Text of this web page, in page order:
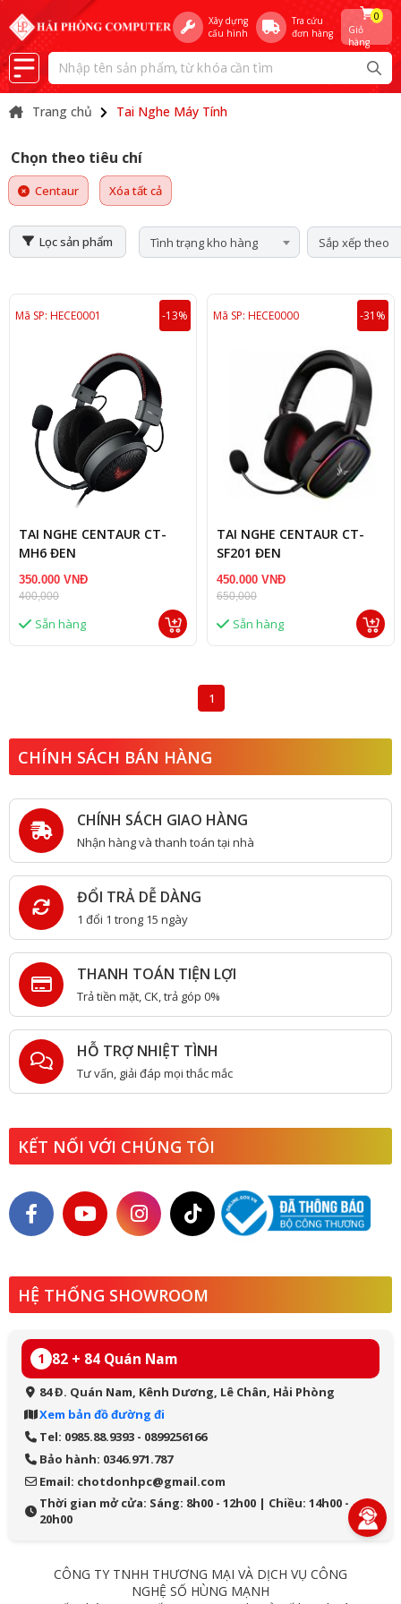
Xây dựng
cấu hình
Tra cứu
đơn hàng
Giỏ
hàng
0
Trang chủ Tai Nghe Máy Tính
Chọn theo tiêu chí
Centaur Xóa tất cả
Lọc sản phẩm Tình trạng kho hàng Sắp xếp theo
Mã SP: HECE0001 -13%
TAI NGHE CENTAUR CT-
MH6 ĐEN
350.000 VNĐ
400,000
Sẵn hàng
Mã SP: HECE0000 -31%
TAI NGHE CENTAUR CT-
SF201 ĐEN
450.000 VNĐ
650,000
Sẵn hàng
1
CHÍNH SÁCH BÁN HÀNG
CHÍNH SÁCH GIAO HÀNG
Nhận hàng và thanh toán tại nhà
ĐỔI TRẢ DỄ DÀNG
1 đổi 1 trong 15 ngày
THANH TOÁN TIỆN LỢI
Trả tiền mặt, CK, trả góp 0%
HỖ TRỢ NHIỆT TÌNH
Tư vấn, giải đáp mọi thắc mắc
KẾT NỐI VỚI CHÚNG TÔI
HỆ THỐNG SHOWROOM
1 82 + 84 Quán Nam
84 Đ. Quán Nam, Kênh Dương, Lê Chân, Hải Phòng
Xem bản đồ đường đi
Tel: 0985.88.9393 - 0899256166
Bảo hành: 0346.971.787
Email: chotdonhpc@gmail.com
Thời gian mở cửa: Sáng: 8h00 - 12h00 | Chiều: 14h00 -
20h00
CÔNG TY TNHH THƯƠNG MẠI VÀ DỊCH VỤ CÔNG
NGHỆ SỐ HÙNG MẠNH